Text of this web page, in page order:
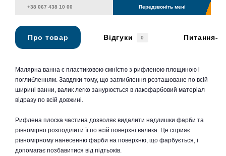
Передзвоніть мені
Про товар Відгуки 0 Питання-
Малярна ванна є пластиковою ємністю з рифленою площиною і
поглибленням. Завдяки тому, що заглиблення розташоване по всій
ширині ванни, валик легко занурюється в лакофарбовий матеріал
відразу по всій довжині.
Рифлена плоска частина дозволяє видалити надлишки фарби та
рівномірно розподілити її по всій поверхні валика. Це сприяє
рівномірному нанесенню фарби на поверхню, що фарбується, і
допомагає позбавитися від підтьоків.